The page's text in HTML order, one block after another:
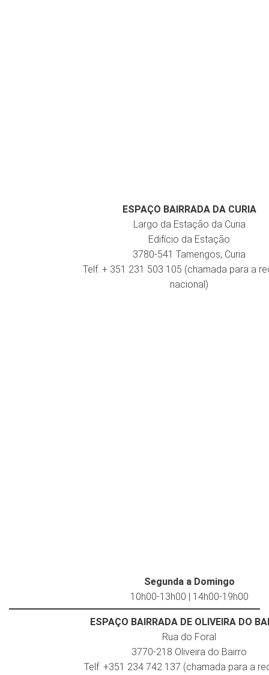
ESPAÇO BAIRRADA DA CURIA
Largo da Estação da Curia
Edifício da Estação
3780-541 Tamengos, Curia
Telf. + 351 231 503 105 (chamada para a
nacional)
Segunda a Domingo
10h00-13h00 | 14h00-19h00
ESPAÇO BAIRRADA DE OLIVEIRA DO
Rua do Foral
3770-218 Oliveira do Bairro
Telf. +351 234 742 137 (chamada para a